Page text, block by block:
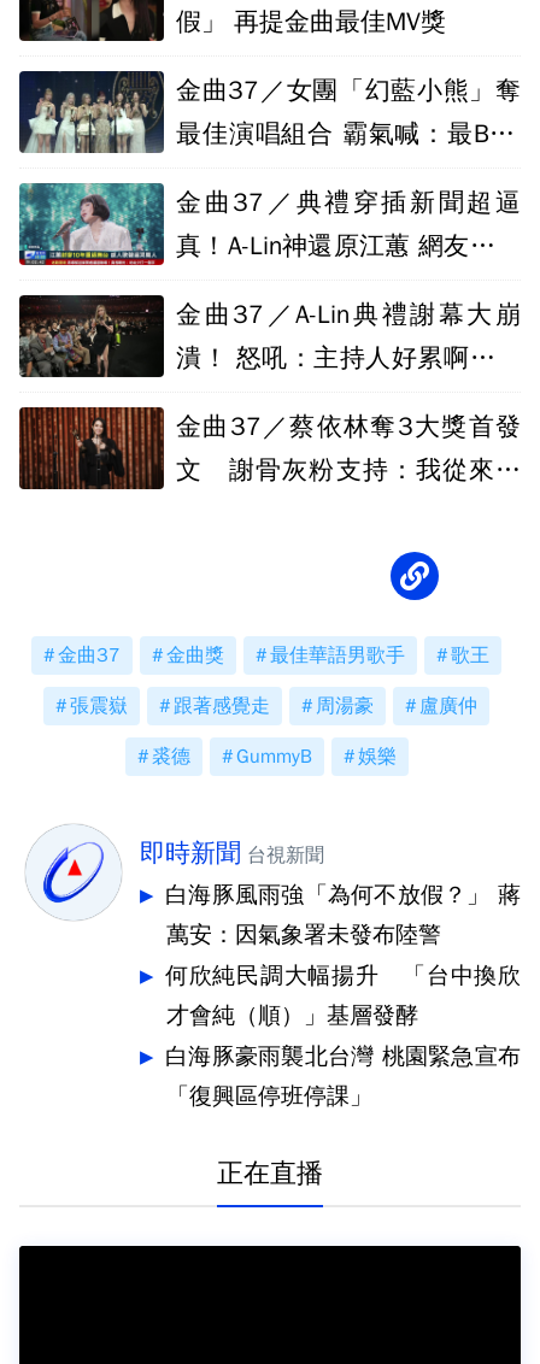
假」 再提金曲最佳MV獎
金曲37／女團「幻藍小熊」奪
最佳演唱組合 霸氣喊：最BAD
金曲37／典禮穿插新聞超逼
真！A-Lin神還原江蕙 網友好評
金曲37／A-Lin典禮謝幕大崩
潰！ 怒吼：主持人好累啊我要
金曲37／蔡依林奪3大獎首發
文 謝骨灰粉支持：我從來不
金曲37 金曲獎 最佳華語男歌手 歌王
張震嶽 跟著感覺走 周湯豪 盧廣仲
裘德 GummyB 娛樂
即時新聞 台視新聞
白海豚風雨強「為何不放假？」 蔣
萬安：因氣象署未發布陸警
何欣純民調大幅揚升 「台中換欣
才會純（順）」基層發酵
白海豚豪雨襲北台灣 桃園緊急宣布
「復興區停班停課」
正在直播